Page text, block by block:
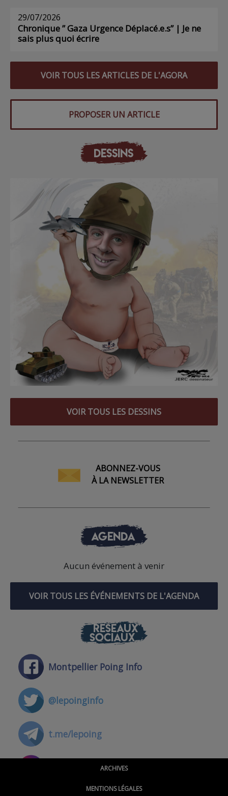
29/07/2026
Chronique ” Gaza Urgence Déplacé.e.s” | Je ne
sais plus quoi écrire
VOIR TOUS LES ARTICLES DE L'AGORA
PROPOSER UN ARTICLE
DESSINS
VOIR TOUS LES DESSINS
ABONNEZ-VOUS
À LA NEWSLETTER
AGENDA
Aucun événement à venir
VOIR TOUS LES ÉVÉNEMENTS DE L'AGENDA
RÉSEAUX
SOCIAUX
Montpellier Poing Info
@lepoinginfo
t.me/lepoing
@montpellierpoinginfo
ARCHIVES
MENTIONS LÉGALES